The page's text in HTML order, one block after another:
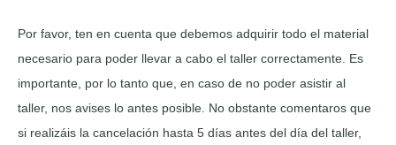
Por favor, ten en cuenta que debemos adquirir todo el material
necesario para poder llevar a cabo el taller correctamente. Es
importante, por lo tanto que, en caso de no poder asistir al
taller, nos avises lo antes posible. No obstante comentaros que
si realizáis la cancelación hasta 5 días antes del día del taller,